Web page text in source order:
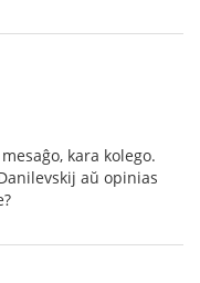
kara kolego.
aŭ opinias